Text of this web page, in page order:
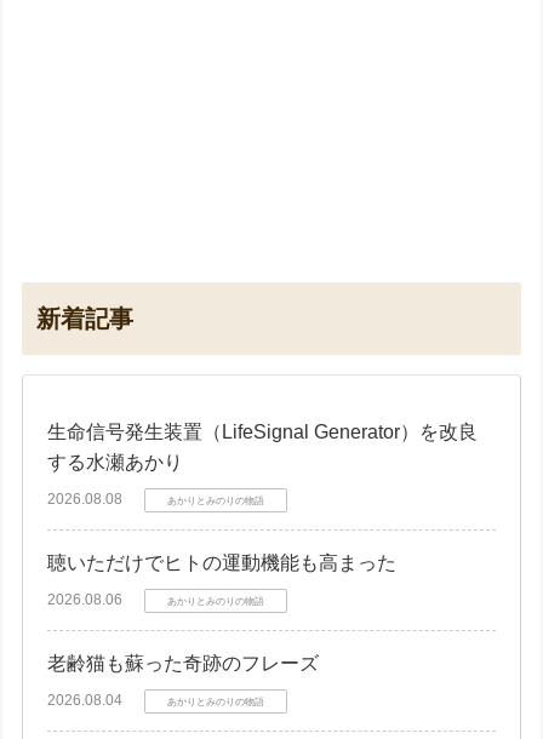
新着記事
生命信号発生装置（LifeSignal Generator）を改良
する水瀬あかり
2026.08.08 あかりとみのりの物語
聴いただけでヒトの運動機能も高まった
2026.08.06 あかりとみのりの物語
老齢猫も蘇った奇跡のフレーズ
2026.08.04 あかりとみのりの物語